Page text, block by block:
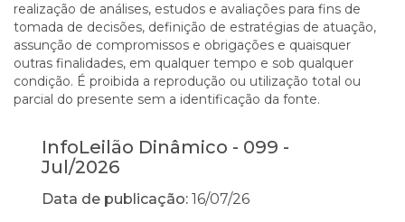
realização de análises, estudos e avaliações para fins de
tomada de decisões, definição de estratégias de atuação,
assunção de compromissos e obrigações e quaisquer
outras finalidades, em qualquer tempo e sob qualquer
condição. É proibida a reprodução ou utilização total ou
parcial do presente sem a identificação da fonte.
InfoLeilão Dinâmico - 099 -
Jul/2026
Data de publicação: 16/07/26